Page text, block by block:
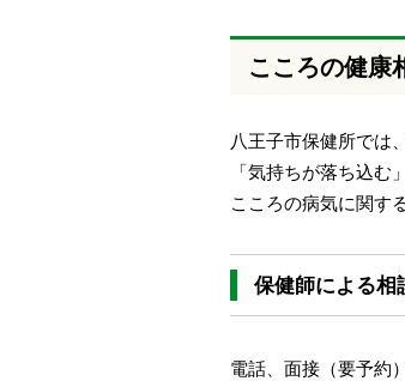
へ
ま
す
こころの健康
八王子市保健所では
「気持ちが落ち込
こころの病気に関す
保健師による相
電話、面接（要予約